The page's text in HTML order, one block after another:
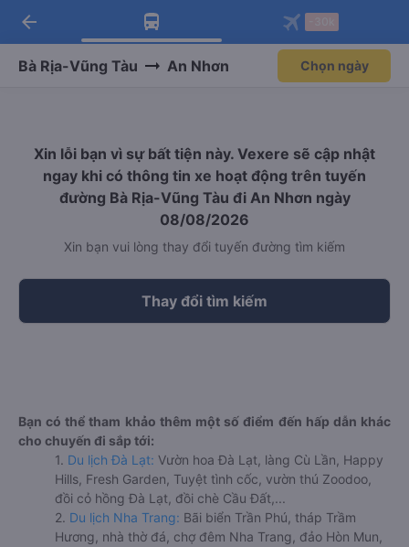
Tải app Vexere ngay!
Nhận ưu đãi thành viên độc
Mở app
Tải app Vexere
-30k/ghế khi đặt vé máy bay qua
Mở app
arrow_back
Bà Rịa-Vũng Tàu An Nhơn Chọn ngày
Xin lỗi bạn vì sự bất tiện này. Vexere sẽ cập nhật
ngay khi có thông tin xe hoạt động trên tuyến
đường Bà Rịa-Vũng Tàu đi An Nhơn ngày
08/08/2026
Xin bạn vui lòng thay đổi tuyến đường tìm kiếm
Thay đổi tìm kiếm
Bạn có thể tham khảo thêm một số điểm đến hấp dẫn khác
cho chuyến đi sắp tới:
1. Du lịch Đà Lạt: Vườn hoa Đà Lạt, làng Cù Lần, Happy
Hills, Fresh Garden, Tuyệt tình cốc, vườn thú Zoodoo,
đồi cỏ hồng Đà Lạt, đồi chè Cầu Đất,...
2. Du lịch Nha Trang: Bãi biển Trần Phú, tháp Trầm
Hương, nhà thờ đá, chợ đêm Nha Trang, đảo Hòn Mun,